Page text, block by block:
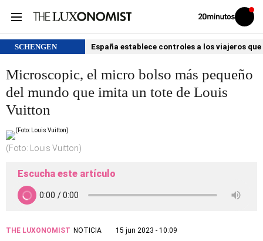
Volver
Iniciar
sesión
SCHENGEN España establece controles a los viajeros
Microscopic, el micro bolso más pequeño
del mundo que imita un tote de Louis
Vuitton
(Foto: Louis Vuitton)
Escucha este artículo
THE LUXONOMIST NOTICIA
15 jun 2023 - 10:09